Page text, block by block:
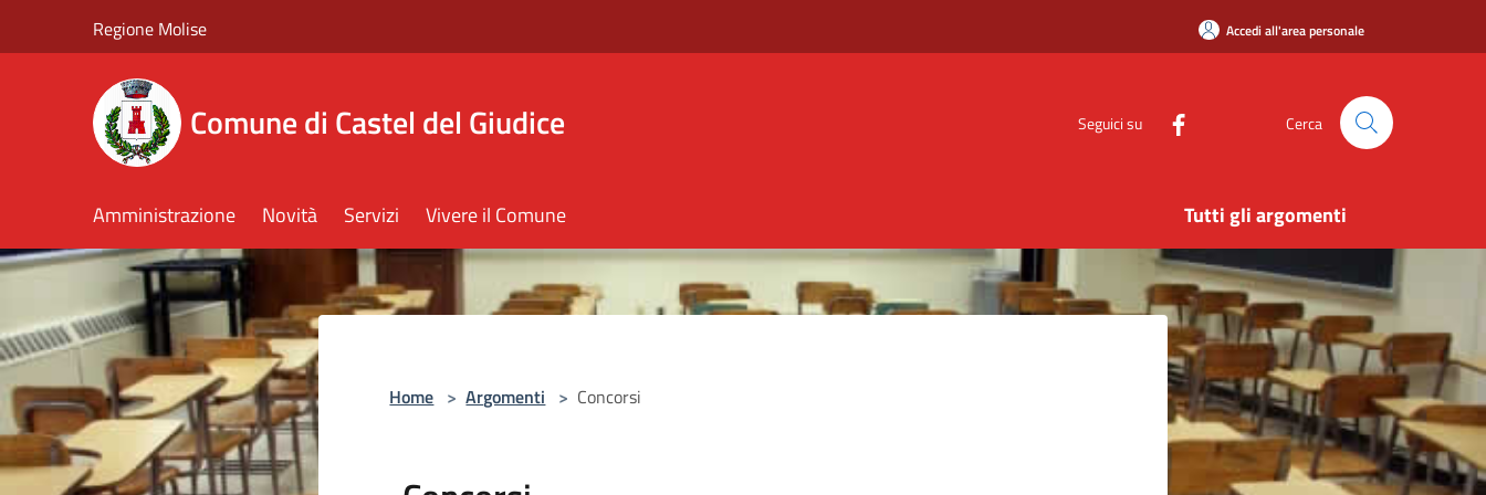
Regione Molise Accedi all'area personale
Comune di Castel del Giudice Seguici su Cerca
Amministrazione Novità Servizi Vivere il Comune Tutti gli argomenti
Home > Argomenti > Concorsi